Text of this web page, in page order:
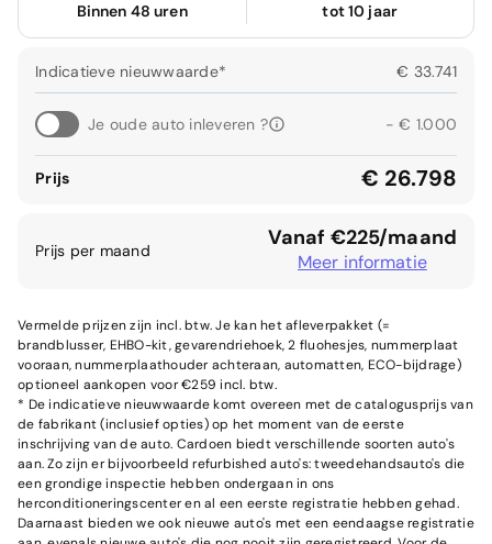
Binnen 48 uren tot 10 jaar
Indicatieve nieuwwaarde* € 33.741
Je oude auto inleveren ? - € 1.000
Prijs € 26.798
Prijs per maand Vanaf €225/maand
Meer informatie
Vermelde prijzen zijn incl. btw. Je kan het afleverpakket (=
brandblusser, EHBO-kit, gevarendriehoek, 2 fluohesjes, nummerplaat
vooraan, nummerplaathouder achteraan, automatten, ECO-bijdrage)
optioneel aankopen voor €259 incl. btw.
* De indicatieve nieuwwaarde komt overeen met de catalogusprijs van
de fabrikant (inclusief opties) op het moment van de eerste
inschrijving van de auto. Cardoen biedt verschillende soorten auto's
aan. Zo zijn er bijvoorbeeld refurbished auto's: tweedehandsauto's die
een grondige inspectie hebben ondergaan in ons
herconditioneringscenter en al een eerste registratie hebben gehad.
Daarnaast bieden we ook nieuwe auto's met een eendaagse registratie